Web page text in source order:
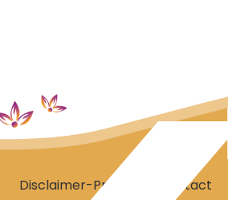
Disclaimer-Privacy Contact